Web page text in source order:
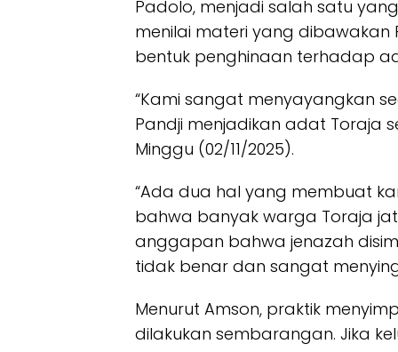
Padolo, menjadi salah satu
menilai materi yang
bentuk penghinaan terhadap
“Kami sangat menyayangkan
Pandji menjadikan adat Toraja
Minggu (02/11/2025).
“Ada dua hal yang membuat
bahwa banyak warga Toraja
anggapan bahwa jenazah
tidak benar dan sangat
Menurut Amson, praktik
dilakukan sembarangan. Jika